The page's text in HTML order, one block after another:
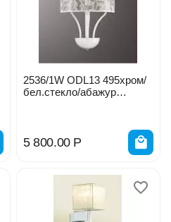
2536/1W ODL13 495хром/
бел.стекло/абажур
5 800.00 Р